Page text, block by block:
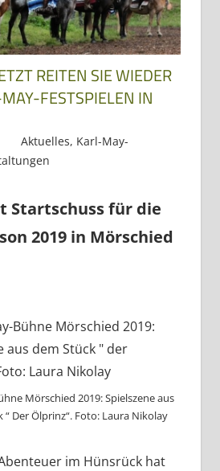
REITEN SIE WIEDER
FESTSPIELEN IN
Regio3
Aktuelles, Karl-May-
Startschuss für die
2019 in Mörschied
Mörschied 2019: Spielszene aus
“ Der Ölprinz“. Foto: Laura Nikolay
im Hünsrück hat